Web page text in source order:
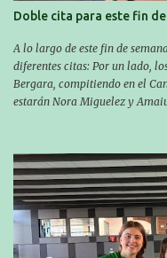
Doble cita para este fin de
A lo largo de este fin de
diferentes citas: Por un lado,
Bergara, compitiendo en el
estarán Nora Miguelez y
sábado por la tarde a las
en el polideportivo Antzizar
Contreras , en una mañana
Las pruebas empezarán a las
australianas y después habrá
participantes. Toda la